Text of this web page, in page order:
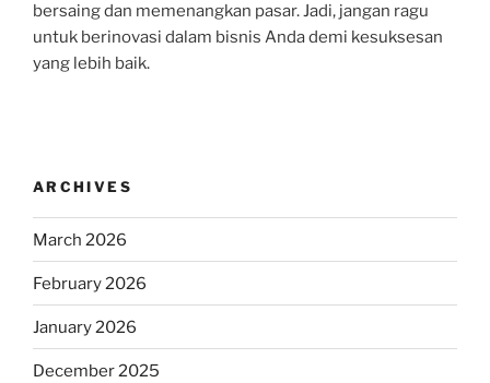
bersaing dan memenangkan pasar. Jadi, jangan ragu
untuk berinovasi dalam bisnis Anda demi kesuksesan
yang lebih baik.
ARCHIVES
March 2026
February 2026
January 2026
December 2025